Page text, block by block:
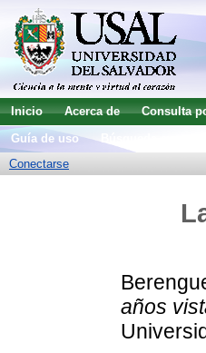
Inicio Acerca de Consulta
Guía de uso
Conectarse
años